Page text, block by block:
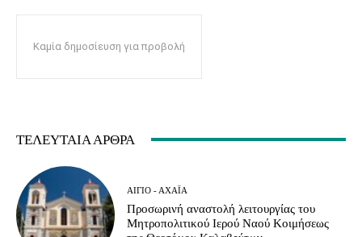
Καμία δημοσίευση για προβολή
ΤΕΛΕΥΤΑΊΑ ΆΡΘΡΑ
ΑΊΓΙΟ - ΑΧΑΪ́Α
Προσωρινή αναστολή λειτουργίας του
Μητροπολιτικού Ιερού Ναού Κοιμήσεως